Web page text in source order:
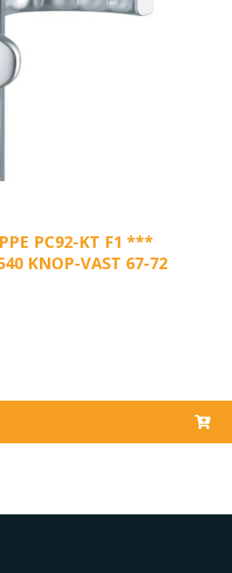
PC92-KT F1 ***
KNOP-VAST 67-72